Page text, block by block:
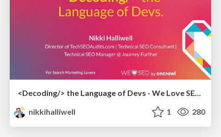
<Decoding/> the Language of Devs - We Love SEO 2024
nikkihalliwell
1 280